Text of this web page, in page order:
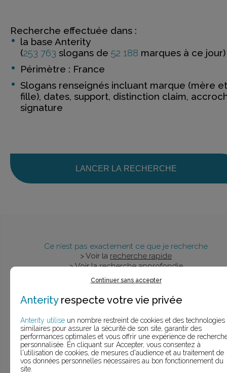
Recherche effectuée dans :
la base Anterity
(253 763 slogans de 52 188 marques à ce jour)
Périmètre : France
Slogans renseignés incluant marque (mère et
fille), dates, support, distinction claim,
signature
LANCER LA RECHERCHE
Ce n’est pas exactement ce que je recherche
> Voir la recherche rapide
> Voir larecherche approfondie
> Voir la
recherche personnalisée
UNE QUESTION ?
ÉCHANGEONS
Continuer sans accepter
Anterityrespecte votre vie privée
Anterity utilise un nombre restreint de cookies et des technologies
similaires pour assurer la sécurité de son site, garantir des
performances optimales et vous offrir une expérience de
personnalisée. En cliquant sur Accepter, vous consentez à
l'utilisation de cookies, de mesures d'audience et au traitement de
vos données personnelles nécessaires au bon fonctionnement du
site.